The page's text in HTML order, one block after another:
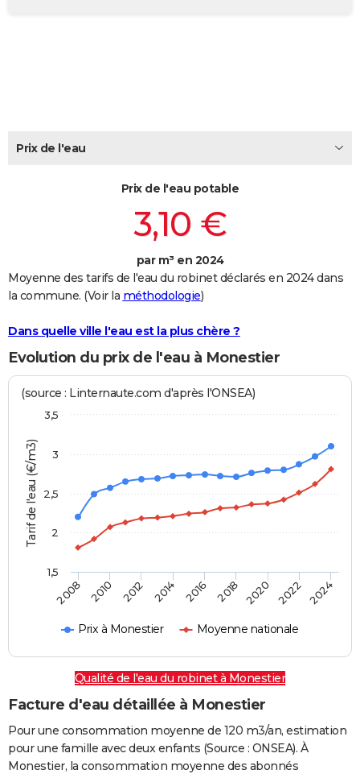
Carte de Noël
Carte Bonne année
Carte Saint-Valentin
Carte Pâques
Carte d'anniversaire
DICTIONNAIRE
FORUM
Prix de l'eau
Prix de l'eau potable
3,10 €
par m³ en 2024
Moyenne des tarifs de l'eau du robinet déclarés en 2024 dans
la commune. (Voir la méthodologie)
Dans quelle ville l'eau est la plus chère ?
Evolution du prix de l'eau à Monestier
Tarif de l'eau (€/m3)
(source : Linternaute.com d'après l'ONSEA)
Prix à Monestier Moyenne nationale
2008 2010 2012 2014 2016 2018 2020 2022 2024
1,5
2
2,5
3
3,5
Qualité de l'eau du robinet à Monestier
Facture d'eau détaillée à Monestier
Pour une consommation moyenne de 120 m3/an, estimation
pour une famille avec deux enfants (Source : ONSEA). À
Monestier, la consommation moyenne des abonnés